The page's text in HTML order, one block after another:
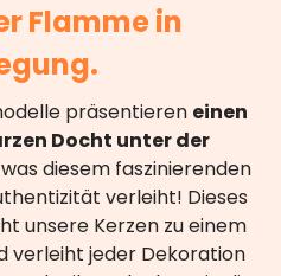
Flamme in
präsentieren einen
Docht unter der
was diesem faszinierenden
verleiht! Dieses
unsere Kerzen zu einem
verleiht jeder Dekoration